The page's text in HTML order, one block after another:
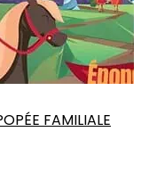
FAMILIALE